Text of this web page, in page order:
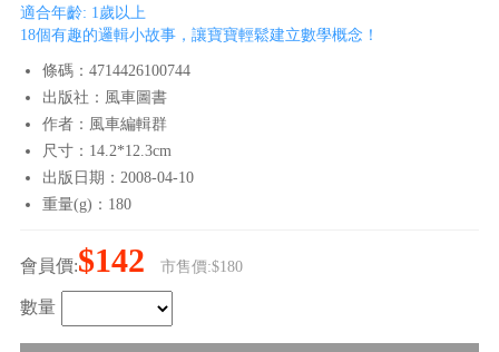
適合年齡: 1歲以上
18個有趣的邏輯小故事，讓寶寶輕鬆建立數學概念！
條碼：4714426100744
出版社：風車圖書
作者：風車編輯群
尺寸：14.2*12.3cm
出版日期：2008-04-10
重量(g)：180
會員價:$142 市售價:$180
數量